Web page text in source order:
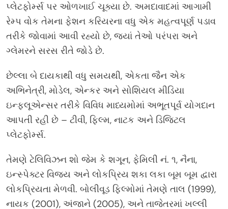
પ્લેટફોર્મ્સ પર ઓળખાઈ ચૂક્યા છે. અમદાવાદમાં આગામી
રેમ્પ વોક તેમના ફેશન કરિયરના વધુ એક મહત્વપૂર્ણ પડાવ
તરીકે જોવામાં આવી રહ્યો છે, જ્યાં તેઓ પરંપરા અને
ગ્લેમરને સરસ રીતે જોડે છે.
છેલ્લા બે દાયકાથી વધુ સમયથી, એકતા જૈન એક
અભિનેત્રી, મોડેલ, એન્કર અને સોશિયલ મીડિયા
ઇન્ફ્લૂએન્સર તરીકે વિવિધ માધ્યમોમાં અભૂતપૂર્વ યોગદાન
આપતી રહી છે – ટીવી, ફિલ્મ, નાટક અને ડિજિટલ
પ્લેટફોર્મ્સ.
તેમણે ટેલિવિઝન શો જેમ કે શગૂન, ફેમિલી નં. ૧, નૈના,
ઇન્સ્પેક્ટર વિજય અને લોકપ્રિય શકા લકા બૂમ બૂમ દ્વારા
લોકપ્રિયતા મેળવી. બોલીવૂડ ફિલ્મોમાં તેમણે તાલ (1999),
નાયક (2001), અંજાને (2005), અને તાજેતરમાં ખલ્લી